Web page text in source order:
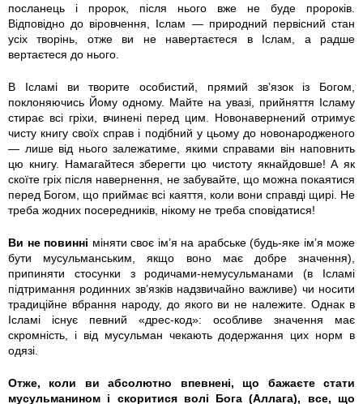
посланець і пророк, після нього вже не буде пророків.
Відповідно до віровчення, Іслам — природний первісний стан
усіх творінь, отже ви не навертаєтеся в Іслам, а радше
вертаєтеся до нього.
В Ісламі ви творите особистий, прямий зв’язок із Богом,
поклоняючись Йому одному. Майте на увазі, прийняття Ісламу
стирає всі гріхи, вчинені перед цим. Новонавернений отримує
чисту книгу своїх справ і подібний у цьому до новонародженого
— лише від нього залежатиме, якими справами він наповнить
цю книгу. Намагайтеся зберегти цю чистоту якнайдовше! А як
скоїте гріх після навернення, не забувайте, що можна покаятися
перед Богом, що приймає всі каяття, коли вони справді щирі. Не
треба жодних посередників, нікому не треба сповідатися!
Ви не повинні міняти своє ім’я на арабське (будь-яке ім’я може
бути мусульманським, якщо воно має добре значення),
припиняти стосунки з родичами-немусульманами (в Ісламі
підтримання родинних зв’язків надзвичайно важливе) чи носити
традиційне вбрання народу, до якого ви не належите. Однак в
Ісламі існує певний «дрес-код»: особливе значення має
скромність, і від мусульман чекають додержання цих норм в
одязі.
Отже, коли ви абсолютно впевнені, що бажаєте стати
мусульманином і скоритися волі Бога (Аллага), все, що